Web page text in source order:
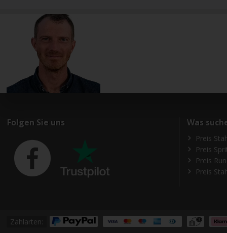
Folgen Sie uns Was
Preis
Preis
Preis
Preis
Zahlarten: